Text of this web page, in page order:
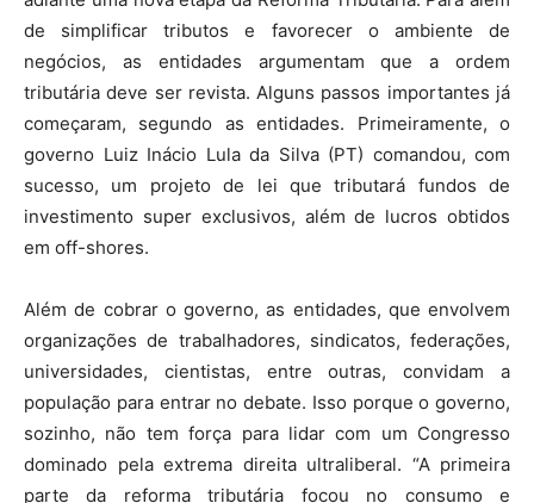
de simplificar tributos e favorecer o ambiente de
negócios, as entidades argumentam que a ordem
tributária deve ser revista. Alguns passos importantes já
começaram, segundo as entidades. Primeiramente, o
governo Luiz Inácio Lula da Silva (PT) comandou, com
sucesso, um projeto de lei que tributará fundos de
investimento super exclusivos, além de lucros obtidos
em off-shores.
Além de cobrar o governo, as entidades, que envolvem
organizações de trabalhadores, sindicatos, federações,
universidades, cientistas, entre outras, convidam a
população para entrar no debate. Isso porque o governo,
sozinho, não tem força para lidar com um Congresso
dominado pela extrema direita ultraliberal. “A primeira
parte da reforma tributária focou no consumo e